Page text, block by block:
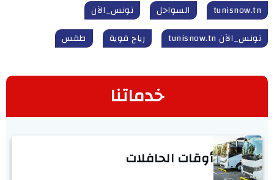
tunisnow.tn السواحل
تونس_الآن
تونس_الآن tunisnow.tn
رياح قوية طقس
خدماتنا
أوقات الحافلات